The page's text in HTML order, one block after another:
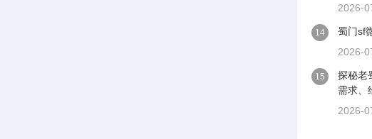
2026-
14
蜀门sf
2026-
15
探秘老
需求、
2026-